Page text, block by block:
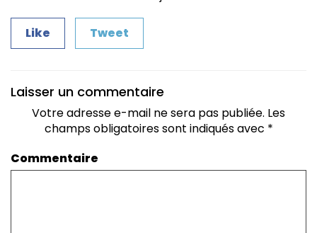
Like Tweet
Laisser un commentaire
Votre adresse e-mail ne sera pas publiée. Les
champs obligatoires sont indiqués avec *
Commentaire